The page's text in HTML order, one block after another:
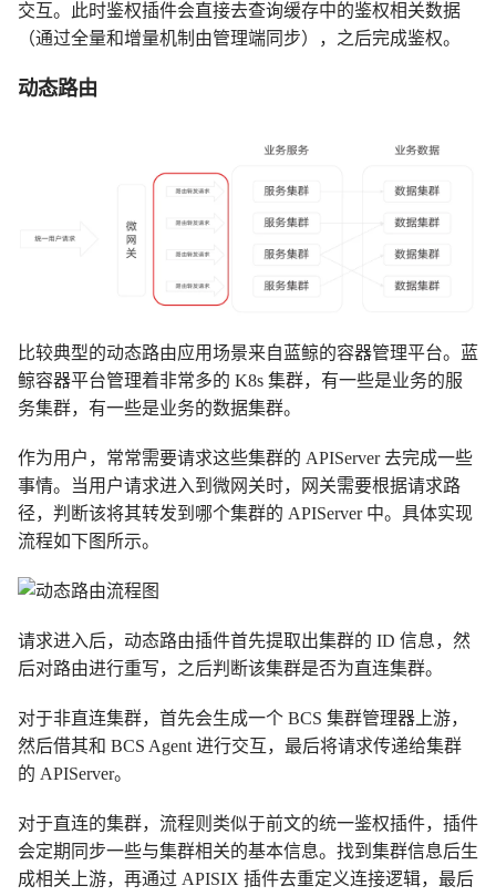
交互。此时鉴权插件会直接去查询缓存中的鉴权相关数据
（通过全量和增量机制由管理端同步），之后完成鉴权。
动态路由
比较典型的动态路由应用场景来自蓝鲸的容器管理平台。蓝
鲸容器平台管理着非常多的 K8s 集群，有一些是业务的服
务集群，有一些是业务的数据集群。
作为用户，常常需要请求这些集群的 APIServer 去完成一些
事情。当用户请求进入到微网关时，网关需要根据请求路
径，判断该将其转发到哪个集群的 APIServer 中。具体实现
流程如下图所示。
请求进入后，动态路由插件首先提取出集群的 ID 信息，然
后对路由进行重写，之后判断该集群是否为直连集群。
对于非直连集群，首先会生成一个 BCS 集群管理器上游，
然后借其和 BCS Agent 进行交互，最后将请求传递给集群
的 APIServer。
对于直连的集群，流程则类似于前文的统一鉴权插件，插件
会定期同步一些与集群相关的基本信息。找到集群信息后生
成相关上游，再通过 APISIX 插件去重定义连接逻辑，最后